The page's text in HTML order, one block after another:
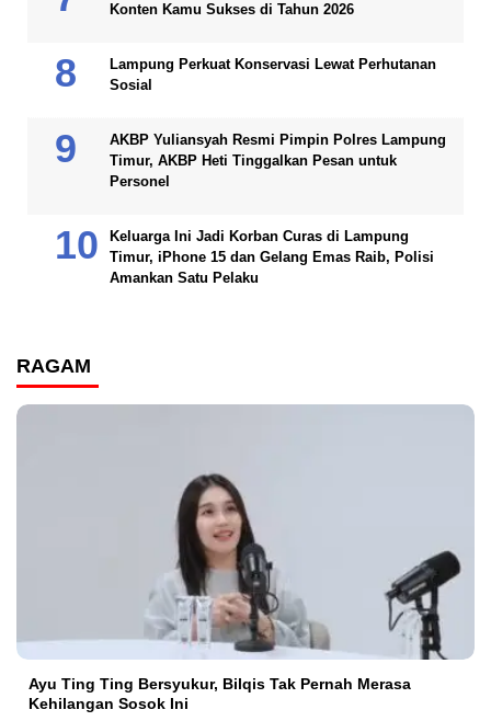
Konten Kamu Sukses di Tahun 2026
Lampung Perkuat Konservasi Lewat Perhutanan
Sosial
AKBP Yuliansyah Resmi Pimpin Polres Lampung
Timur, AKBP Heti Tinggalkan Pesan untuk
Personel
Keluarga Ini Jadi Korban Curas di Lampung
Timur, iPhone 15 dan Gelang Emas Raib, Polisi
Amankan Satu Pelaku
RAGAM
Ayu Ting Ting Bersyukur, Bilqis Tak Pernah Merasa
Kehilangan Sosok Ini